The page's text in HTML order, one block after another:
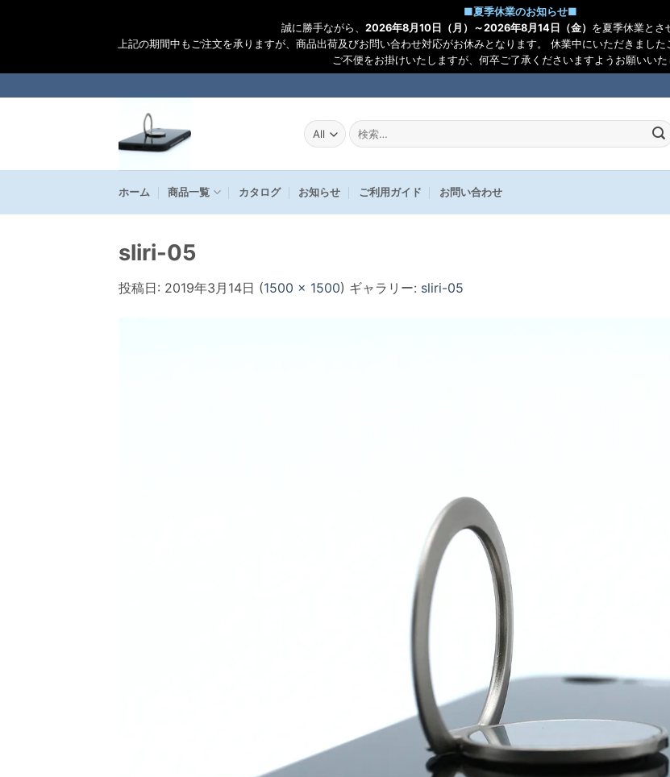
■夏季休業のお知らせ■
誠に勝手ながら、 2026年8月10日（月）～2026年8月14日（金） を夏季休業とさ
上記の期間中もご注文を承りますが、商品出荷及びお問い合わせ対応がお休みとなります。 休業中にいただきました
ご不便をお掛けいたしますが、何卒ご了承くださいますようお願いいた
to
検
索
果:
ホーム 商品一覧 カタログ お知らせ ご利用ガイド お問い合わせ
sliri-05
投稿日: 2019年3月14日 (1500 × 1500) ギャラリー: sliri-05